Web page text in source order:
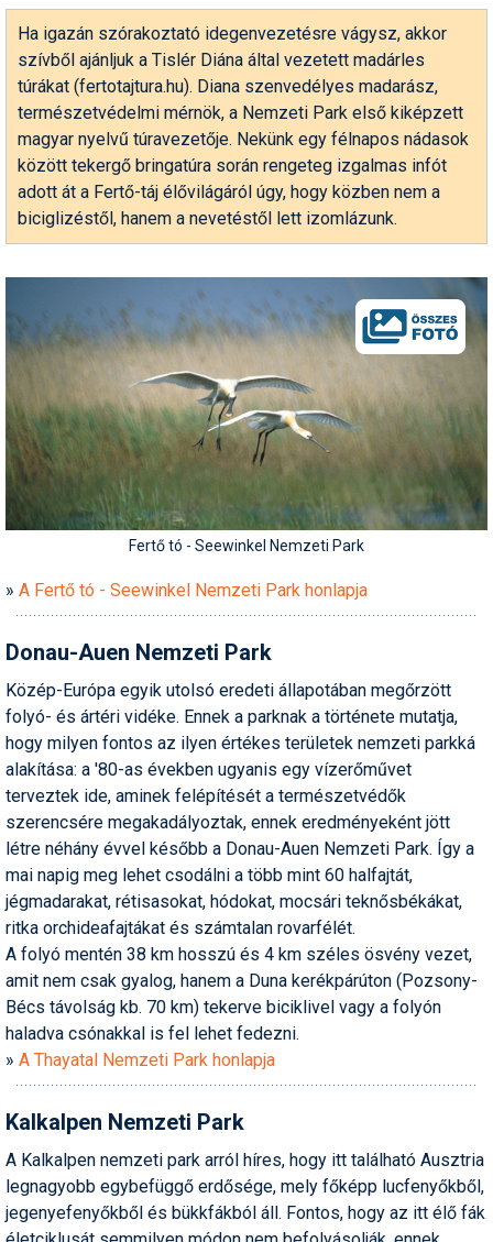
Sportorvos
Szakértők
Szánkó
Szótárak
Történelem
Utasbiztosítás
Utazási tippek
Védőfelszerelés
Ha igazán szórakoztató idegenvezetésre vágysz, akkor
szívből ajánljuk a Tislér Diána által vezetett madárles
túrákat (fertotajtura.hu). Diana szenvedélyes madarász,
természetvédelmi mérnök, a Nemzeti Park első kiképzett
magyar nyelvű túravezetője. Nekünk egy félnapos nádasok
között tekergő bringatúra során rengeteg izgalmas infót
adott át a Fertő-táj élővilágáról úgy, hogy közben nem a
biciglizéstől, hanem a nevetéstől lett izomlázunk.
Fertő tó - Seewinkel Nemzeti Park
» A Fertő tó - Seewinkel Nemzeti Park honlapja
Donau-Auen Nemzeti Park
Közép-Európa egyik utolsó eredeti állapotában megőrzött
folyó- és ártéri vidéke. Ennek a parknak a története mutatja,
hogy milyen fontos az ilyen értékes területek nemzeti parkká
alakítása: a '80-as években ugyanis egy vízerőművet
terveztek ide, aminek felépítését a természetvédők
szerencsére megakadályoztak, ennek eredményeként jött
létre néhány évvel később a Donau-Auen Nemzeti Park. Így a
mai napig meg lehet csodálni a több mint 60 halfajtát,
jégmadarakat, rétisasokat, hódokat, mocsári teknősbékákat,
ritka orchideafajtákat és számtalan rovarfélét.
A folyó mentén 38 km hosszú és 4 km széles ösvény vezet,
amit nem csak gyalog, hanem a Duna kerékpárúton (Pozsony-
Bécs távolság kb. 70 km) tekerve biciklivel vagy a folyón
haladva csónakkal is fel lehet fedezni.
» A Thayatal Nemzeti Park honlapja
Kalkalpen Nemzeti Park
A Kalkalpen nemzeti park arról híres, hogy itt található Ausztria
legnagyobb egybefüggő erdősége, mely főképp lucfenyőkből,
jegenyefenyőkből és bükkfákból áll. Fontos, hogy az itt élő fák